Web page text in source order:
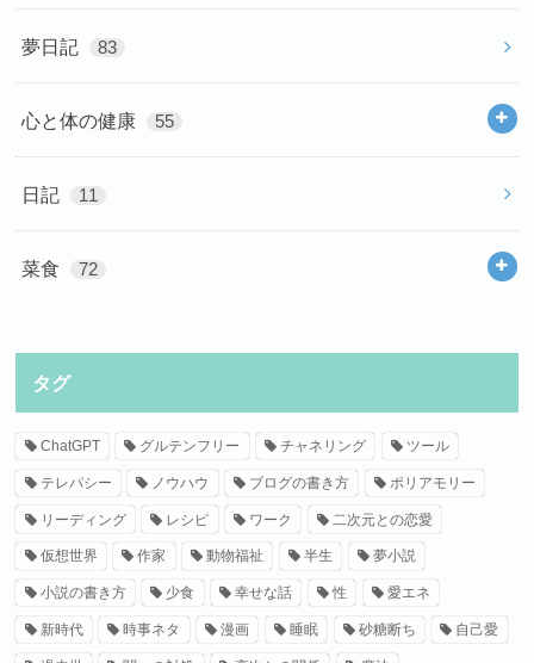
夢日記 83
心と体の健康 55
日記 11
菜食 72
タグ
ChatGPT グルテンフリー チャネリング ツール
テレパシー ノウハウ ブログの書き方 ポリアモリー
リーディング レシピ ワーク 二次元との恋愛
仮想世界 作家 動物福祉 半生 夢小説
小説の書き方 少食 幸せな話 性 愛エネ
新時代 時事ネタ 漫画 睡眠 砂糖断ち 自己愛